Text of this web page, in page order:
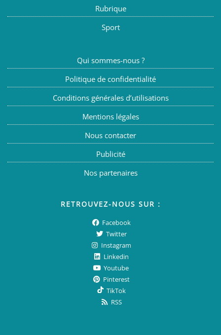
Rubrique
Sport
Qui sommes-nous ?
Politique de confidentialité
Conditions générales d’utilisations
Mentions légales
Nous contacter
Publicité
Nos partenaires
RETROUVEZ-NOUS SUR :
Facebook
Twitter
Instagram
Linkedin
Youtube
Pinterest
TikTok
RSS